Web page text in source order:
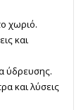
χωριό.
και
ύδρευσης.
και λύσεις